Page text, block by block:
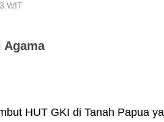
WIT
Agama
HUT GKI di Tanah Papua